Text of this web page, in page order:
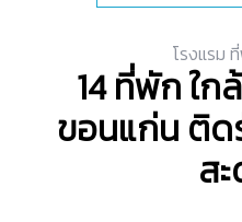
โรงแรม
14 ที่พัก ใก
ขอนแก่น ติด
ส